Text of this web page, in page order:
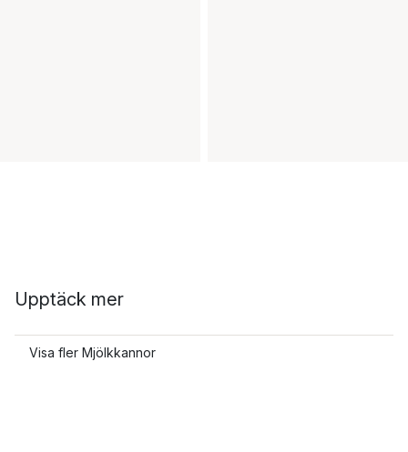
Upptäck mer
Visa fler Mjölkkannor